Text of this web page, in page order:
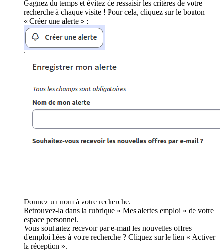
Gagnez du temps et évitez de ressaisir les critères de votre
recherche à chaque visite ! Pour cela, cliquez sur le bouton
« Créer une alerte » :
Donnez un nom à votre recherche.
Retrouvez-la dans la rubrique « Mes alertes emploi » de votre
espace personnel.
Vous souhaitez recevoir par e-mail les nouvelles offres
d'emploi liées à votre recherche ? Cliquez sur le lien « Activer
la réception ».